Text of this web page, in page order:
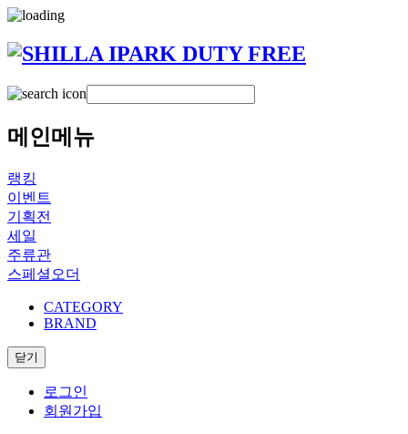
메인메뉴
랭킹
이벤트
기획전
세일
주류관
스페셜오더
CATEGORY
BRAND
닫기
로그인
회원가입